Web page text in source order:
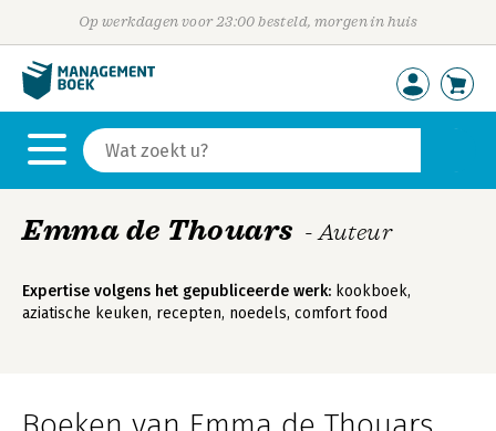
Op werkdagen voor 23:00 besteld, morgen in huis
Emma de Thouars - Auteur
Expertise volgens het gepubliceerde werk: kookboek,
aziatische keuken, recepten, noedels, comfort food